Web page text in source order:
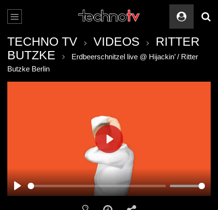
TECHNO TV VIDEOS
RITTER
BUTZKE
Erdbeerschnitzel live @ Hijackin’ / Ritter
Butzke Berlin
PLAY
PLAY